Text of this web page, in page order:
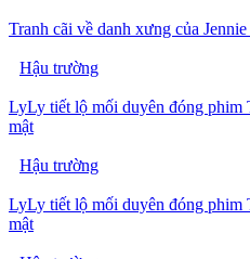
Tranh cãi về danh xưng của
Hậu trường
LyLy tiết lộ mối duyên đóng phim
mật
Hậu trường
LyLy tiết lộ mối duyên đóng phim
mật